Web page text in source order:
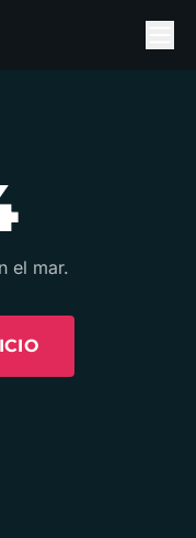
el mar.